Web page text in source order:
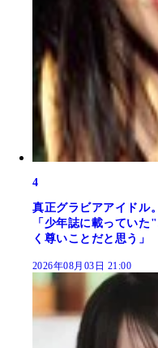
4
真正グラビアアイドル
「少年誌に載ってい
く尊いことだと思う」
2026年08月03日 21:00